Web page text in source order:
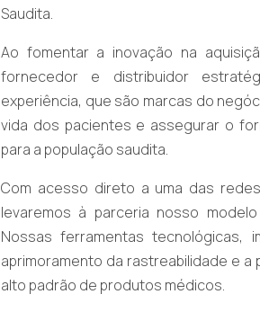
Saudita.
Ao fomentar a inovação na
fornecedor e distribuidor
experiência, que são marcas do
vida dos pacientes e assegurar o
para a população saudita.
Com acesso direto a uma das
levaremos à parceria nosso
Nossas ferramentas tecnológicas,
aprimoramento da rastreabilidade e
alto padrão de produtos médicos.